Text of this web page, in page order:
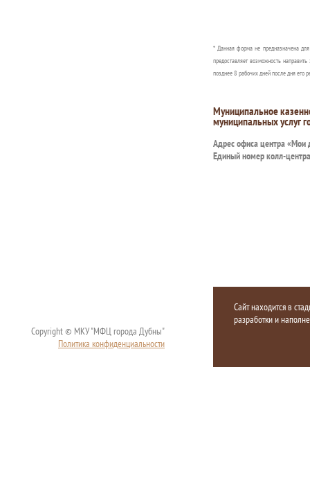
* Данная форма не предназначена
предоставляет возможность
позднее 8 рабочих дней после дня его
Муниципальное
муниципальных услуг
Адрес офиса центра «Мои
Единый номер колл-
Copyright © МКУ "МФЦ города Дубны"
Политика конфиденциальности
Сайт находится в
разработки и